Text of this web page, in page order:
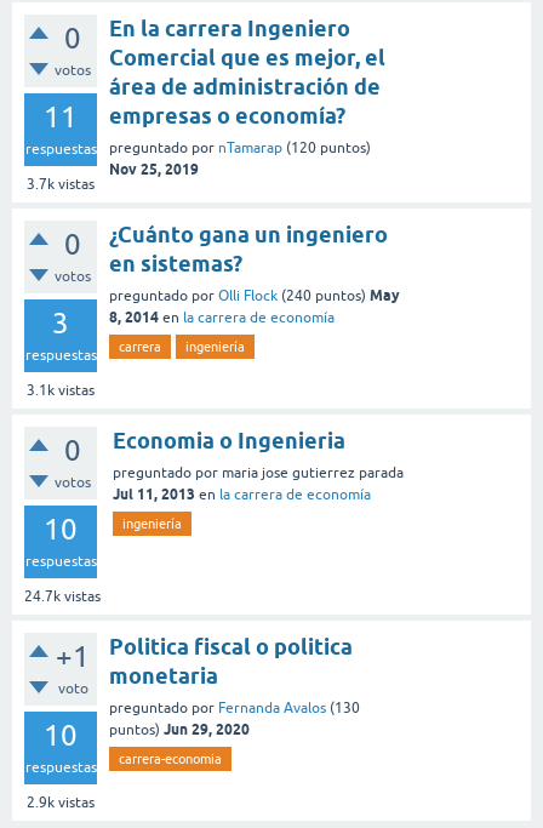
0
votos
11
respuestas
3.7k vistas
En la carrera Ingeniero
Comercial que es mejor, el
área de administración de
empresas o economía?
preguntado por nTamarap (120 puntos)
Nov 25, 2019
0
votos
3
respuestas
3.1k vistas
¿Cuánto gana un ingeniero
en sistemas?
preguntado por Olli Flock (240 puntos) May
8, 2014 en la carrera de economía
carrera ingeniería
0
votos
10
respuestas
24.7k vistas
Economia o Ingenieria
preguntado por maria jose gutierrez parada
Jul 11, 2013 en la carrera de economía
ingeniería
+1
voto
10
respuestas
2.9k vistas
Politica fiscal o politica
monetaria
preguntado por Fernanda Avalos (130
puntos) Jun 29, 2020
carrera-economia